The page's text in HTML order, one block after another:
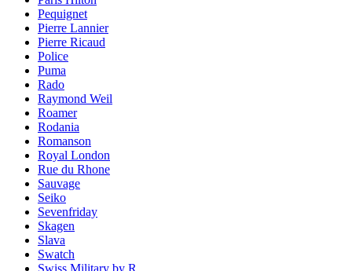
Pequignet
Pierre Lannier
Pierre Ricaud
Police
Puma
Rado
Raymond Weil
Roamer
Rodania
Romanson
Royal London
Rue du Rhone
Sauvage
Seiko
Sevenfriday
Skagen
Slava
Swatch
Swiss Military by R